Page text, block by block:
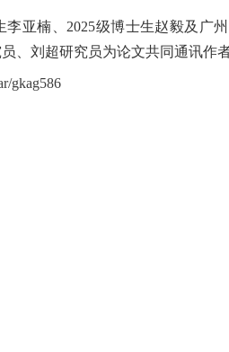
李亚楠、2025级博士生赵毅及广
、刘超研究员为论文共同通讯作者
gkag586